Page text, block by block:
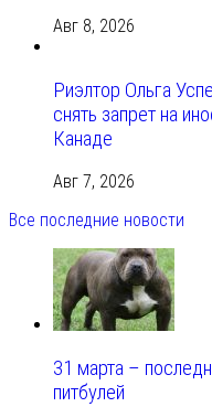
Авг 8, 2026
Риэлтор Ольга
снять запрет на
Канаде
Авг 7, 2026
Все последние новости
31 марта –
питбулей